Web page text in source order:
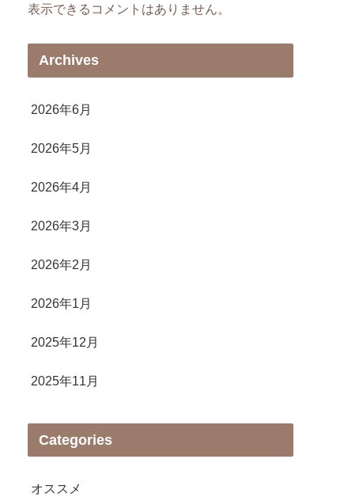
表示できるコメントはありません。
Archives
2026年6月
2026年5月
2026年4月
2026年3月
2026年2月
2026年1月
2025年12月
2025年11月
Categories
オススメ